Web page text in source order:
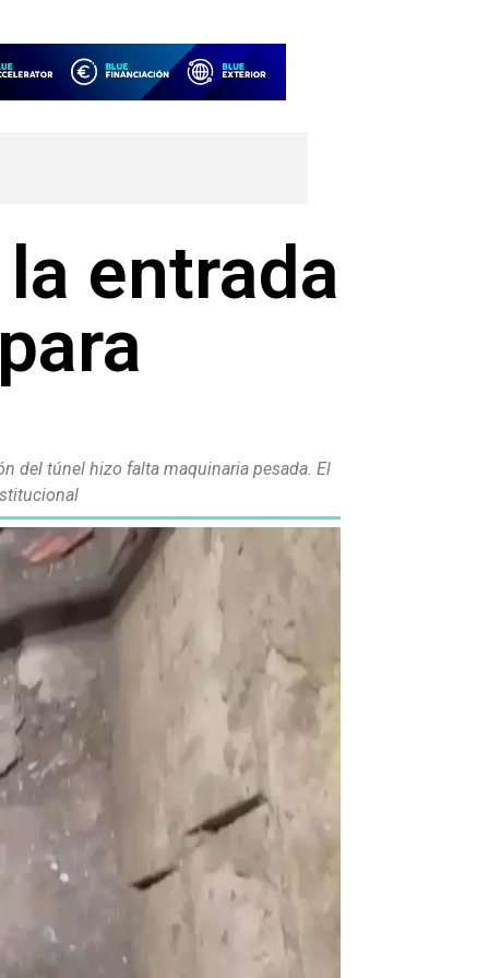
entrada
del túnel hizo falta maquinaria pesada. El